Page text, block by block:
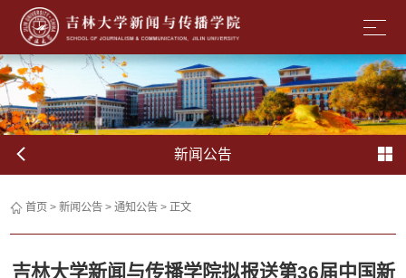
新闻公告
首页 >新闻公告 >通知公告 > 正文
吉林大学新闻与传播学院拟报送第36届中国新